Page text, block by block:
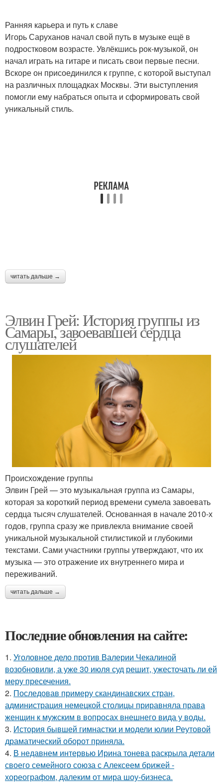
Ранняя карьера и путь к славе
Игорь Саруханов начал свой путь в музыке ещё в
подростковом возрасте. Увлёкшись рок-музыкой, он
начал играть на гитаре и писать свои первые песни.
Вскоре он присоединился к группе, с которой выступал
на различных площадках Москвы. Эти выступления
помогли ему набраться опыта и сформировать свой
уникальный стиль.
читать дальше →
Элвин Грей: История группы из
Самары, завоевавшей сердца
слушателей
Происхождение группы
Элвин Грей — это музыкальная группа из Самары,
которая за короткий период времени сумела завоевать
сердца тысяч слушателей. Основанная в начале 2010-х
годов, группа сразу же привлекла внимание своей
уникальной музыкальной стилистикой и глубокими
текстами. Сами участники группы утверждают, что их
музыка — это отражение их внутреннего мира и
переживаний.
читать дальше →
Последние обновления на сайте:
1. Уголовное дело против Валерии Чекалиной
возобновили, а уже 30 июля суд решит, ужесточать ли ей
меру пресечения.
2. Последовав примеру скандинавских стран,
администрация немецкой столицы приравняла права
женщин к мужским в вопросах внешнего вида у воды.
3. История бывшей гимнастки и модели юлии Реутовой
драматический оборот приняла.
4. В недавнем интервью Ирина тонева раскрыла детали
своего семейного союза с Алексеем брижей -
хореографом, далеким от мира шоу-бизнеса.